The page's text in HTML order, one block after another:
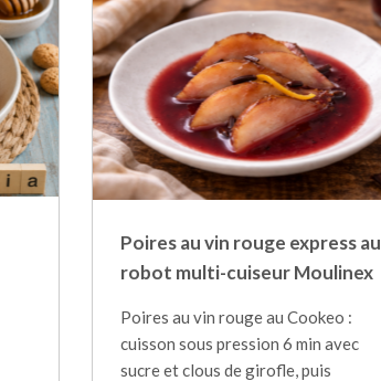
Poires au vin rouge express au
robot multi-cuiseur Moulinex
Poires au vin rouge au Cookeo :
cuisson sous pression 6 min avec
sucre et clous de girofle, puis